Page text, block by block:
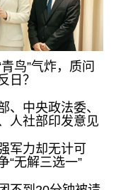
鸟”气炸，质问
日？
、中央政法委、
人社部印发意见
军力却无计可
“无解三选一”